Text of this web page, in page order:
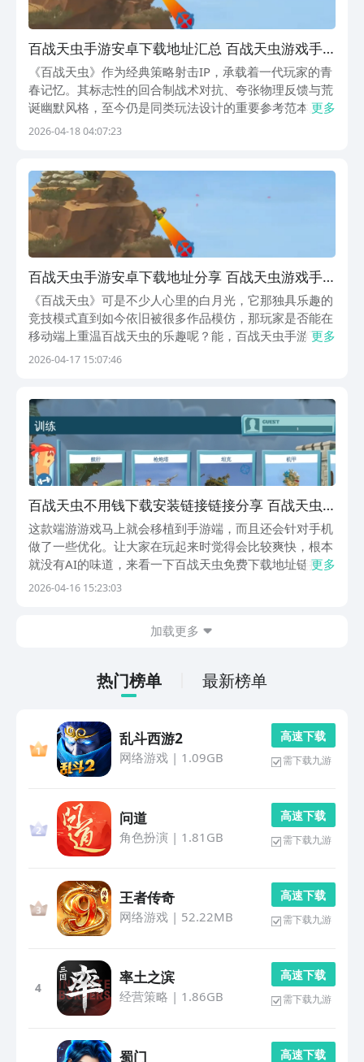
百战天虫手游安卓下载地址汇总 百战天虫游戏手
机版安卓iOS最新版本下载入口
《百战天虫》作为经典策略射击IP，承载着一代玩家的青
春记忆。其标志性的回合制战术对抗、夸张物理反馈与荒
诞幽默风格，至今仍是同类玩法设计的重要参考范本。如
今，这款风靡全球的IP正式登陆移动平台——《百战天虫
更多
2026-04-18 04:07:23
百战天虫手游安卓下载地址分享 百战天虫游戏手
机版在哪下载
《百战天虫》可是不少人心里的白月光，它那独具乐趣的
竞技模式直到如今依旧被很多作品模仿，那玩家是否能在
移动端上重温百战天虫的乐趣呢？能，百战天虫手游下载
地址推荐已经帮各位准备好，通过它就把百战天虫手游版
更多
2026-04-17 15:07:46
百战天虫不用钱下载安装链接链接分享 百战天虫
下载中文汉化版地址
这款端游游戏马上就会移植到手游端，而且还会针对手机
做了一些优化。让大家在玩起来时觉得会比较爽快，根本
就没有AI的味道，来看一下百战天虫免费下载地址链接。
这就是一个比较有趣味性的游戏，下面就为大家来详细的
更多
2026-04-16 15:23:03
加载更多
热门榜单 最新榜单
乱斗西游2
网络游戏| 1.09GB
高 速 下 载
需下载九游
问道
角色扮演 | 1.81GB
高 速 下 载
需下载九游
王者传奇
网络游戏| 52.22MB
高 速 下 载
需下载九游
4
率土之滨
经营策略 | 1.86GB
高 速 下 载
需下载九游
蜀门 高 速 下 载